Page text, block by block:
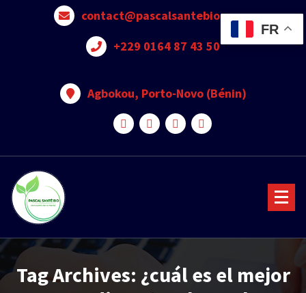
contact@pascalsantebio.com
+229 0164 87 43 50
Agbokou, Porto-Novo (Bénin)
Tag Archives: ¿cuál es el mejor
FR